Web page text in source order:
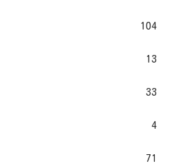
104
13
33
4
71